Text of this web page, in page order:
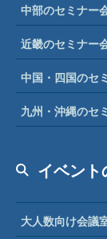
中部のセミナー
近畿のセミナー
中国・四国のセ
九州・沖縄のセ
イベント
大人数向け会議